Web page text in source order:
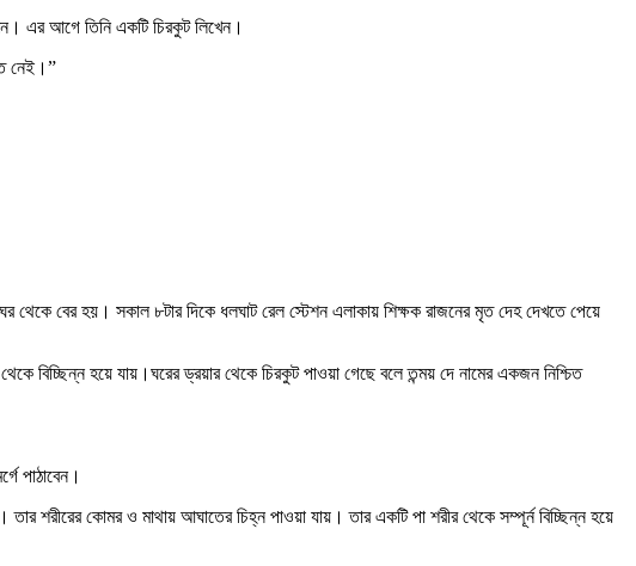
এর আগে তিনি একটি চিরকুট লিখেন।
নেই।”
থেকে বের হয়। সকাল ৮টার দিকে ধলঘাট রেল স্টেশন এলাকায় শিক্ষক রাজনের মৃত দেহ দেখতে পেয়ে
বিচ্ছিন্ন হয়ে যায়।ঘরের ড্রয়ার থেকে চিরকুট পাওয়া গেছে বলে তন্ময় দে নামের একজন নিশ্চিত
পাঠাবেন।
শরীরের কোমর ও মাথায় আঘাতের চিহ্ন পাওয়া যায়। তার একটি পা শরীর থেকে সম্পূর্ন বিচ্ছিন্ন হয়ে